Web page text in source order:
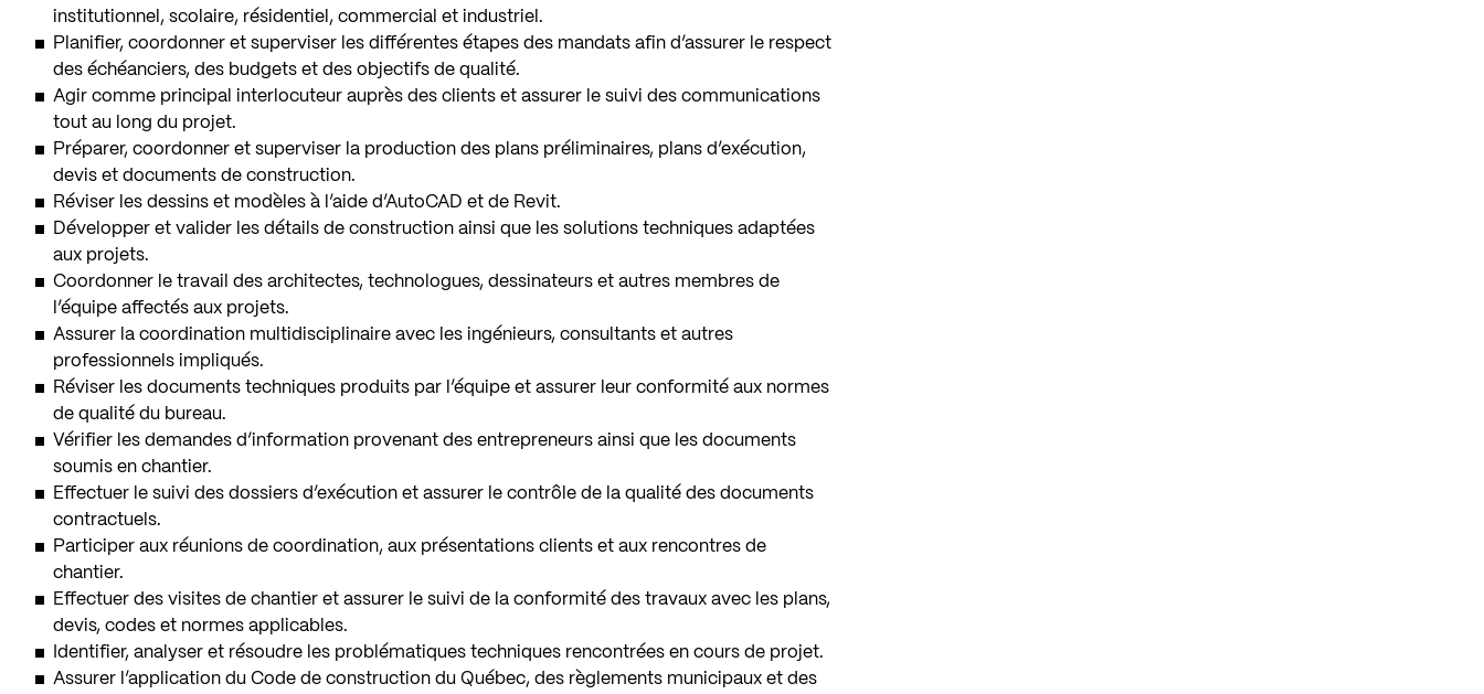
institutionnel, scolaire, résidentiel, commercial et industriel.
Planifier, coordonner et superviser les différentes étapes des mandats afin d’assurer le respect
des échéanciers, des budgets et des objectifs de qualité.
Agir comme principal interlocuteur auprès des clients et assurer le suivi des communications
tout au long du projet.
Préparer, coordonner et superviser la production des plans préliminaires, plans d’exécution,
devis et documents de construction.
Réviser les dessins et modèles à l’aide d’AutoCAD et de Revit.
Développer et valider les détails de construction ainsi que les solutions techniques adaptées
aux projets.
Coordonner le travail des architectes, technologues, dessinateurs et autres membres de
l’équipe affectés aux projets.
Assurer la coordination multidisciplinaire avec les ingénieurs, consultants et autres
professionnels impliqués.
Réviser les documents techniques produits par l’équipe et assurer leur conformité aux normes
de qualité du bureau.
Vérifier les demandes d’information provenant des entrepreneurs ainsi que les documents
soumis en chantier.
Effectuer le suivi des dossiers d’exécution et assurer le contrôle de la qualité des documents
contractuels.
Participer aux réunions de coordination, aux présentations clients et aux rencontres de
chantier.
Effectuer des visites de chantier et assurer le suivi de la conformité des travaux avec les plans,
devis, codes et normes applicables.
Identifier, analyser et résoudre les problématiques techniques rencontrées en cours de projet.
Assurer l’application du Code de construction du Québec, des règlements municipaux et des